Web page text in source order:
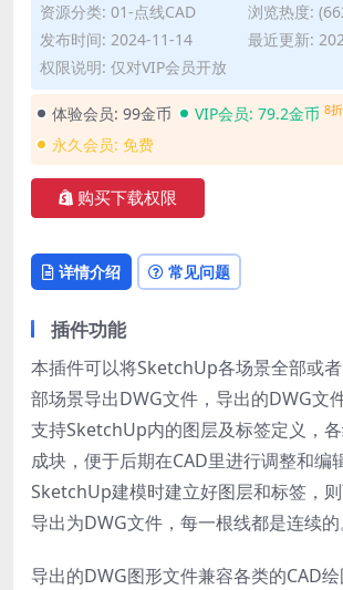
资源分类: 01-点线CAD
浏览热度:
发布时间: 2024-11-14
最近更新:
权限说明: 仅对VIP会员开放
体验会员: 99金币 VIP会员: 79.2金币 8折
永久会员: 免费
购买下载权限
详情介绍 常见问题
插件功能
本插件可以将SketchUp各场景全部或
部场景导出DWG文件，导出的DWG文
支持SketchUp内的图层及标签定义，
成块，便于后期在CAD里进行调整和编
SketchUp建模时建立好图层和标签，
导出为DWG文件，每一根线都是连续的
导出的DWG图形文件兼容各类的CAD绘